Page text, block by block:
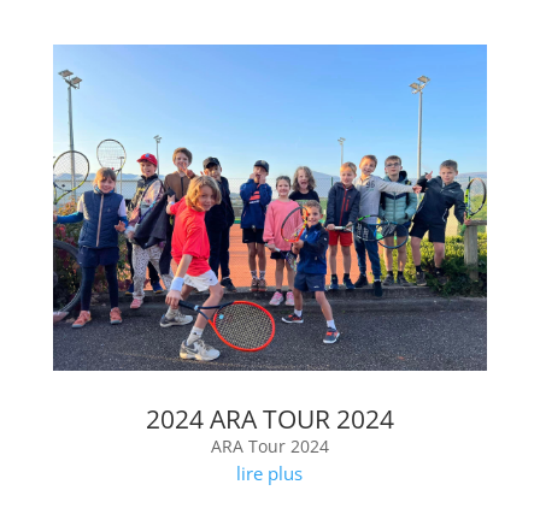
2024 ARA TOUR 2024
ARA Tour 2024
lire plus